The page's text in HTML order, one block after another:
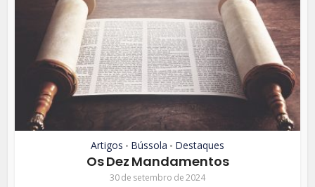
Artigos • Bússola • Destaques
Os Dez Mandamentos
30 de setembro de 2024